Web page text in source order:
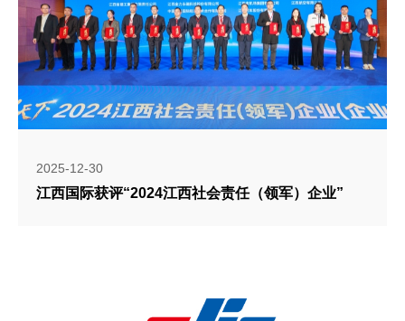
2025-12-30
江西国际获评“2024江西社会责任（领军）企业”